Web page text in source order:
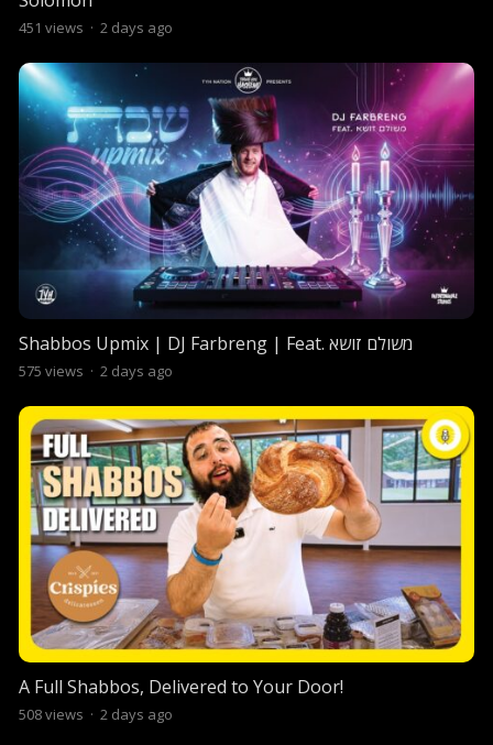
451 views · 2 days ago
Shabbos Upmix | DJ Farbreng | Feat. משולם זושא
575 views · 2 days ago
A Full Shabbos, Delivered to Your Door!
508views · 2 days ago